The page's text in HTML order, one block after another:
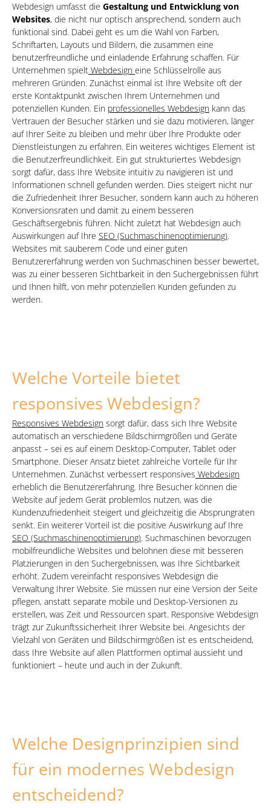
Webdesign umfasst die Gestaltung und Entwicklung von
Websites, die nicht nur optisch ansprechend, sondern auch
funktional sind. Dabei geht es um die Wahl von Farben,
Schriftarten, Layouts und Bildern, die zusammen eine
benutzerfreundliche und einladende Erfahrung schaffen. Für
Unternehmen spielt Webdesign eine Schlüsselrolle aus
mehreren Gründen. Zunächst einmal ist Ihre Website oft der
erste Kontaktpunkt zwischen Ihrem Unternehmen und
potenziellen Kunden. Ein professionelles Webdesign kann das
Vertrauen der Besucher stärken und sie dazu motivieren, länger
auf Ihrer Seite zu bleiben und mehr über Ihre Produkte oder
Dienstleistungen zu erfahren. Ein weiteres wichtiges Element ist
die Benutzerfreundlichkeit. Ein gut strukturiertes Webdesign
sorgt dafür, dass Ihre Website intuitiv zu navigieren ist und
Informationen schnell gefunden werden. Dies steigert nicht nur
die Zufriedenheit Ihrer Besucher, sondern kann auch zu höheren
Konversionsraten und damit zu einem besseren
Geschäftsergebnis führen. Nicht zuletzt hat Webdesign auch
Auswirkungen auf Ihre SEO (Suchmaschinenoptimierung).
Websites mit sauberem Code und einer guten
Benutzererfahrung werden von Suchmaschinen besser bewertet,
was zu einer besseren Sichtbarkeit in den Suchergebnissen führt
und Ihnen hilft, von mehr potenziellen Kunden gefunden zu
werden.
Welche Vorteile bietet
responsives Webdesign?
Responsives Webdesign sorgt dafür, dass sich Ihre Website
automatisch an verschiedene Bildschirmgrößen und Geräte
anpasst – sei es auf einem Desktop-Computer, Tablet oder
Smartphone. Dieser Ansatz bietet zahlreiche Vorteile für Ihr
Unternehmen. Zunächst verbessert responsives Webdesign
erheblich die Benutzererfahrung. Ihre Besucher können die
Website auf jedem Gerät problemlos nutzen, was die
Kundenzufriedenheit steigert und gleichzeitig die Absprungraten
senkt. Ein weiterer Vorteil ist die positive Auswirkung auf Ihre
SEO (Suchmaschinenoptimierung). Suchmaschinen bevorzugen
mobilfreundliche Websites und belohnen diese mit besseren
Platzierungen in den Suchergebnissen, was Ihre Sichtbarkeit
erhöht. Zudem vereinfacht responsives Webdesign die
Verwaltung Ihrer Website. Sie müssen nur eine Version der Seite
pflegen, anstatt separate mobile und Desktop-Versionen zu
erstellen, was Zeit und Ressourcen spart. Responsive Webdesign
trägt zur Zukunftssicherheit Ihrer Website bei. Angesichts der
Vielzahl von Geräten und Bildschirmgrößen ist es entscheidend,
dass Ihre Website auf allen Plattformen optimal aussieht und
funktioniert – heute und auch in der Zukunft.
Welche Designprinzipien sind
für ein modernes Webdesign
entscheidend?